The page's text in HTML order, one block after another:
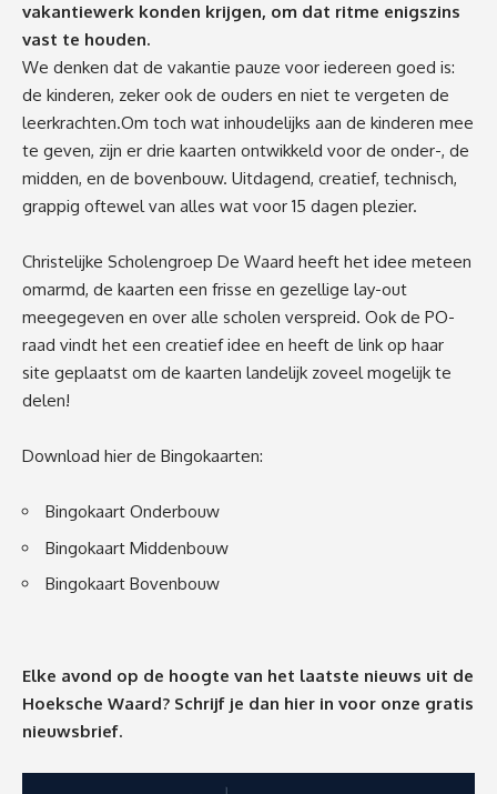
vakantiewerk konden krijgen, om dat ritme enigszins
vast te houden.
We denken dat de vakantie pauze voor iedereen goed is:
de kinderen, zeker ook de ouders en niet te vergeten de
leerkrachten.Om toch wat inhoudelijks aan de kinderen mee
te geven, zijn er drie kaarten ontwikkeld voor de onder-, de
midden, en de bovenbouw. Uitdagend, creatief, technisch,
grappig oftewel van alles wat voor 15 dagen plezier.
Christelijke Scholengroep De Waard heeft het idee meteen
omarmd, de kaarten een frisse en gezellige lay-out
meegegeven en over alle scholen verspreid. Ook de PO-
raad vindt het een creatief idee en heeft de link op haar
site geplaatst om de kaarten landelijk zoveel mogelijk te
delen!
Download hier de Bingokaarten:
Bingokaart Onderbouw
Bingokaart Middenbouw
Bingokaart Bovenbouw
Elke avond op de hoogte van het laatste nieuws uit de
Hoeksche Waard? Schrijf je dan hier in voor onze gratis
nieuwsbrief.